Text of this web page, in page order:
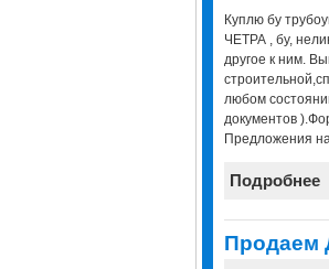
Куплю бу
ЧЕТРА , бу,
другое к ним.
любом
документов
Предложения
Подробнее
Продаем